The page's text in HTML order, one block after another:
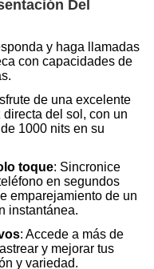
Del
y haga llamadas
con capacidades de
de una excelente
del sol, con un
1000 nits en su
toque: Sincronice
en segundos
emparejamiento de un
instantánea.
: Accede a más de
y mejorar tus
y variedad.